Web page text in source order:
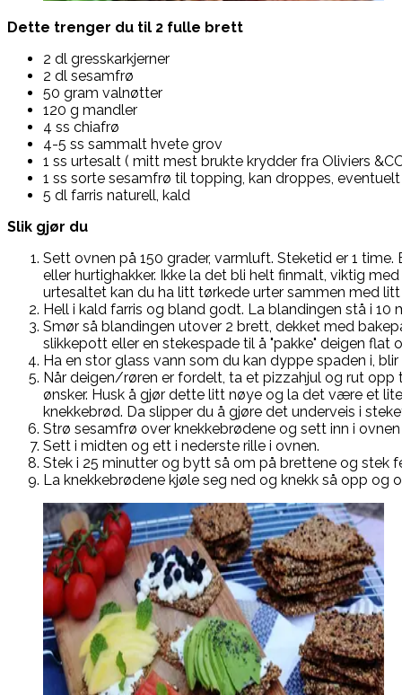
Dette trenger du til 2 fulle brett
2 dl gresskarkjerner
2 dl sesamfrø
50 gram valnøtter
120 g mandler
4 ss chiafrø
4-5 ss sammalt hvete grov
1 ss urtesalt ( mitt mest brukte krydder fra Oliviers
1 ss sorte sesamfrø til topping, kan droppes,
5 dl farris naturell, kald
Slik gjør du
Sett ovnen på 150 grader, varmluft. Steketid er 1
eller hurtighakker. Ikke la det bli helt finmalt, viktig
urtesaltet kan du ha litt tørkede urter sammen med
Hell i kald farris og bland godt. La blandingen stå i 10
Smør så blandingen utover 2 brett, dekket med
slikkepott eller en stekespade til å "pakke" deigen flat
Ha en stor glass vann som du kan dyppe spaden i,
Når deigen/røren er fordelt, ta et pizzahjul og rut opp
ønsker. Husk å gjør dette litt nøye og la det være et
knekkebrød. Da slipper du å gjøre det underveis i
Strø sesamfrø over knekkebrødene og sett inn i ovnen
Sett i midten og ett i nederste rille i ovnen.
Stek i 25 minutter og bytt så om på brettene og stek
La knekkebrødene kjøle seg ned og knekk så opp og